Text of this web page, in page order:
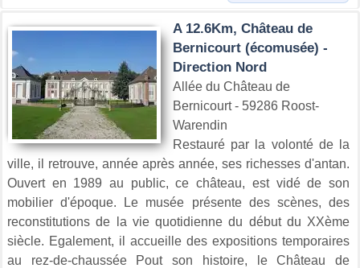
A 12.6Km, Château de
Bernicourt (écomusée) -
Direction Nord
Allée du Château de
Bernicourt - 59286 Roost-
Warendin
Restauré par la volonté de la
ville, il retrouve, année après année, ses richesses d'antan.
Ouvert en 1989 au public, ce château, est vidé de son
mobilier d'époque. Le musée présente des scènes, des
reconstitutions de la vie quotidienne du début du XXème
siècle. Egalement, il accueille des expositions temporaires
au rez-de-chaussée Pout son histoire, le Château de